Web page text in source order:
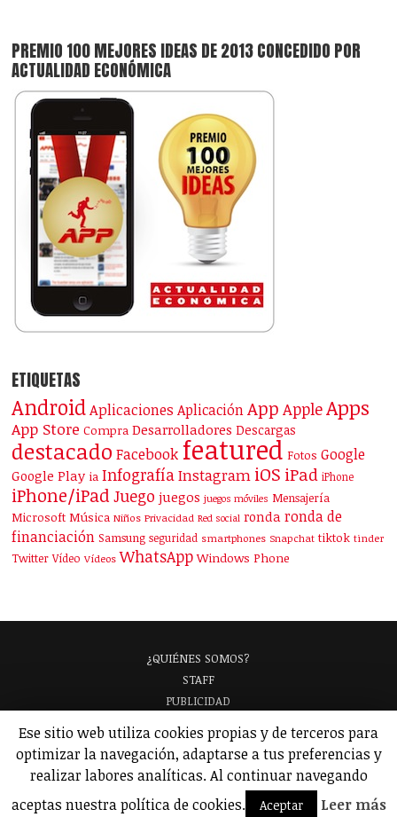
PREMIO 100 MEJORES IDEAS DE 2013 CONCEDIDO POR
ACTUALIDAD ECONÓMICA
ETIQUETAS
Android Aplicaciones Aplicación App AppleApps
App Store Compra Desarrolladores Descargas
destacado Facebook featured Fotos Google
Google Play ia InfografíaInstagram iOS iPad iPhone
iPhone/iPad Juego juegos juegos móviles Mensajería
Microsoft Música Niños Privacidad Red social ronda ronda de
financiación Samsung seguridad smartphones Snapchat tiktok tinder
Twitter Vídeo Vídeos WhatsApp Windows Phone
¿QUIÉNES SOMOS?
STAFF
PUBLICIDAD
ANALIZAMOS TU APP
GLOSARIO
POLÍTICA DE PRIVACIDAD
AVISO LEGAL
© 2026 Applicantes – Información sobre apps y juegos para móviles.
Ese sitio web utiliza cookies propias y de terceros para
optimizar la navegación, adaptarse a tus preferencias y
realizar labores analíticas. Al continuar navegando
aceptas nuestra política de cookies.
Aceptar Leer más